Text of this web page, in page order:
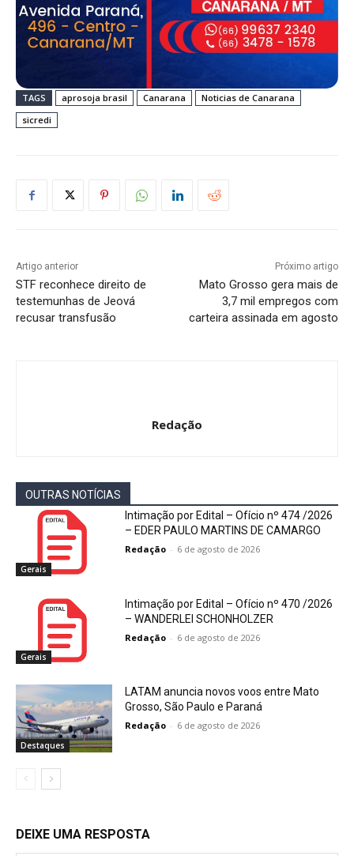
TAGS aprosoja brasil Canarana
Noticias de Canarana
sicredi
Artigo anterior
STF reconhece direito de
testemunhas de Jeová
recusar transfusão
Próximo artigo
Mato Grosso gera mais de
3,7 mil empregos com
carteira assinada em agosto
Redação
OUTRAS NOTÍCIAS
Gerais
Intimação por Edital – Ofício nº 474 /2026
– EDER PAULO MARTINS DE CAMARGO
Redação - 6 de agosto de 2026
Gerais
Intimação por Edital – Ofício nº 470 /2026
– WANDERLEI SCHONHOLZER
Redação - 6 de agosto de 2026
Destaques
LATAM anuncia novos voos entre Mato
Grosso, São Paulo e Paraná
Redação - 6 de agosto de 2026
DEIXE UMA RESPOSTA